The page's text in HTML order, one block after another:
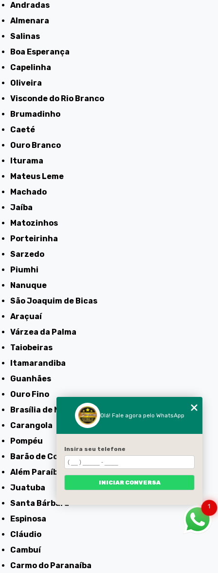
Andradas
Almenara
Salinas
Boa Esperança
Capelinha
Oliveira
Visconde do Rio Branco
Brumadinho
Caeté
Ouro Branco
Iturama
Mateus Leme
Machado
Jaíba
Matozinhos
Porteirinha
Sarzedo
Piumhi
Nanuque
São Joaquim de Bicas
Araçuaí
Várzea da Palma
Taiobeiras
Itamarandiba
Guanhães
Ouro Fino
Brasília de Minas
Carangola
Pompéu
Barão de Cocais
Além Paraíba
Juatuba
Santa Bárbara
Espinosa
Cláudio
Cambuí
Carmo do Paranaíba
1
Olá! Fale agora pelo WhatsApp
Insira seu telefone
INICIAR CONVERSA